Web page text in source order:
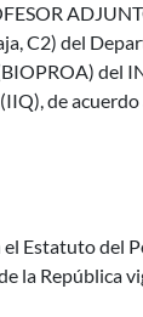
C2) del
del
de acuerdo
el Estatuto del
la República